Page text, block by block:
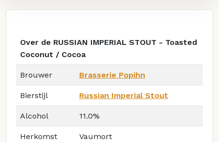
Over de RUSSIAN IMPERIAL STOUT - Toasted
Coconut / Cocoa
Brouwer Brasserie Popihn
Bierstijl Russian Imperial Stout
Alcohol 11.0%
Herkomst Vaumort